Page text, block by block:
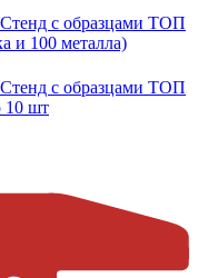
Стенд с образцами ТОП
и 100 металла)
Стенд с образцами ТОП
10 шт